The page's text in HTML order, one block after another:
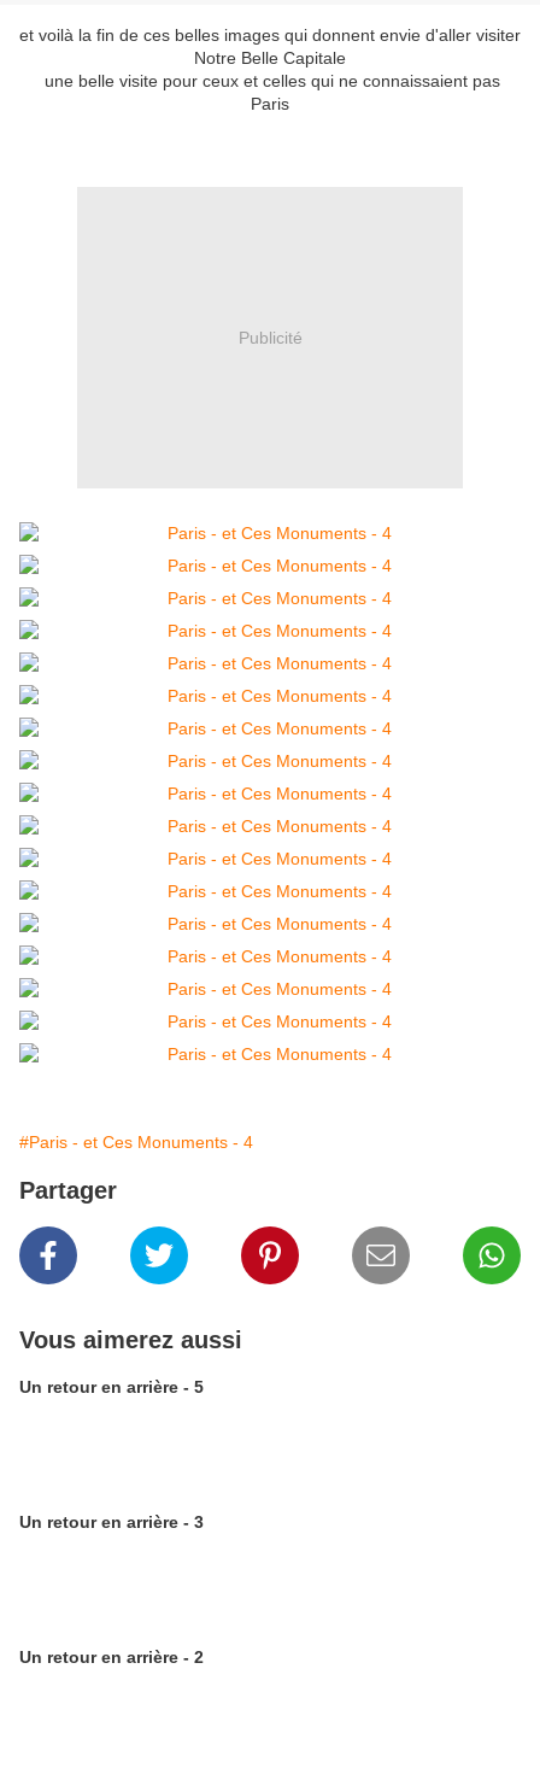
et voilà la fin de ces belles images qui donnent envie d'aller visiter
Notre Belle Capitale
une belle visite pour ceux et celles qui ne connaissaient pas
Paris
Publicité
#Paris - et Ces Monuments - 4
Partager
Vous aimerez aussi
Un retour en arrière - 5
Un retour en arrière - 3
Un retour en arrière - 2